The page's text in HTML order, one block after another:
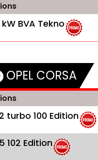
kW BVA Tekno
OPEL CORSA
turbo 100 Edition
102 Edition